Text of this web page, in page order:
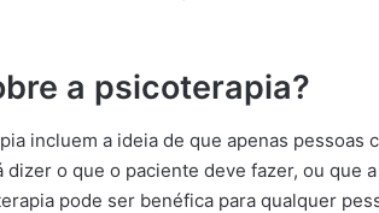
a psicoterapia?
incluem a ideia de que apenas pessoas
o que o paciente deve fazer, ou que
pode ser benéfica para qualquer